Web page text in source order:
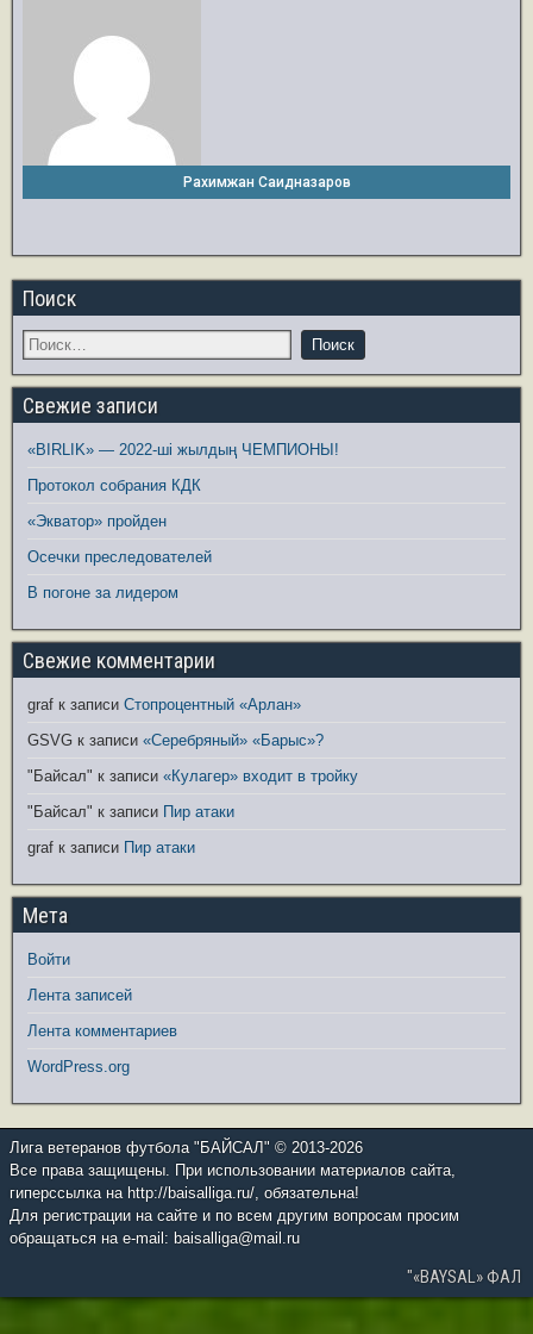
Рахимжан Саидназаров
Поиск
Свежие записи
«BIRLIK» — 2022-ші жылдың ЧЕМПИОНЫ!
Протокол собрания КДК
«Экватор» пройден
Осечки преследователей
В погоне за лидером
Свежие комментарии
graf к записи Стопроцентный «Арлан»
GSVG к записи «Серебряный» «Барыс»?
"Байсал" к записи «Кулагер» входит в тройку
"Байсал" к записи Пир атаки
graf к записи Пир атаки
Мета
Войти
Лента записей
Лента комментариев
WordPress.org
Лига ветеранов футбола "БАЙСАЛ" © 2013-2026
Все права защищены. При использовании материалов сайта,
гиперссылка на http://baisalliga.ru/, обязательна!
Для регистрации на сайте и по всем другим вопросам просим
обращаться на e-mail: baisalliga@mail.ru
"«BAYSAL» ФАЛ